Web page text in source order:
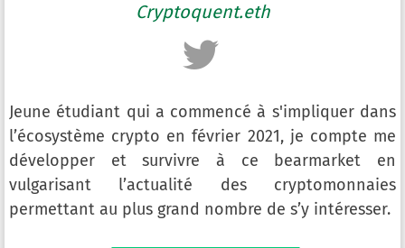
Cryptoquent.eth
Jeune étudiant qui a commencé à s'impliquer dans
l’écosystème crypto en février 2021, je compte me
développer et survivre à ce bearmarket en
vulgarisant l’actualité des cryptomonnaies
permettant au plus grand nombre de s’y intéresser.